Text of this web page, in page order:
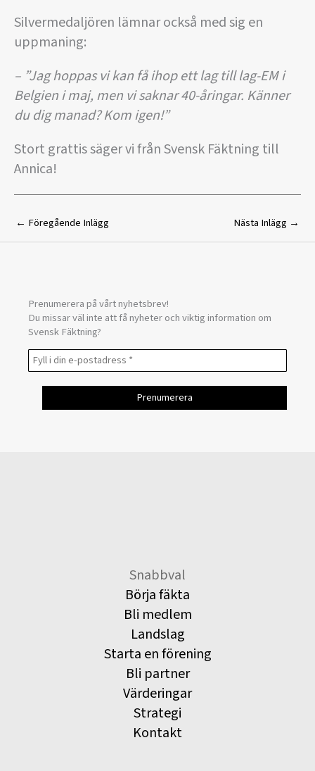
Silvermedaljören lämnar också med sig en
uppmaning:
– ”Jag hoppas vi kan få ihop ett lag till lag-EM i
Belgien i maj, men vi saknar 40-åringar. Känner
du dig manad? Kom igen!”
Stort grattis säger vi från Svensk Fäktning till
Annica!
← Föregående Inlägg Nästa Inlägg →
Prenumerera på vårt nyhetsbrev!
Du missar väl inte att få nyheter och viktig information om
Svensk Fäktning?
Snabbval
Börja fäkta
Bli medlem
Landslag
Starta en förening
Bli partner
Värderingar
Strategi
Kontakt